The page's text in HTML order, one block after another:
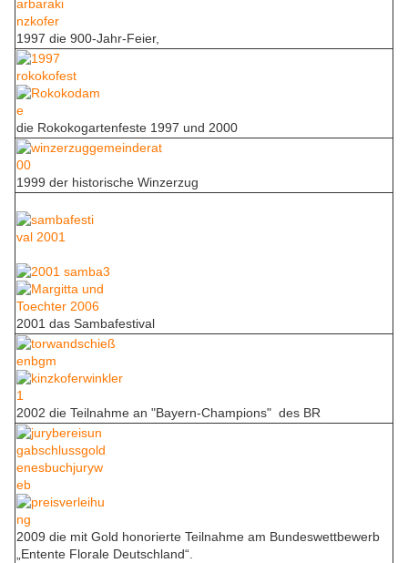
1997 die 900-Jahr-Feier,
die Rokokogartenfeste 1997 und 2000
1999 der historische Winzerzug
2001 das Sambafestival
2002 die Teilnahme an "Bayern-Champions" des BR
2009 die mit Gold honorierte Teilnahme am Bundeswettbewerb
„Entente Florale Deutschland“.